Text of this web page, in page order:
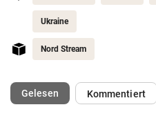
Ukraine
Nord Stream
Gelesen(ausgewählt)Kommentiert